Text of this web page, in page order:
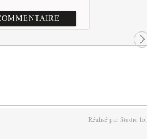
Réalisé par Studio lol